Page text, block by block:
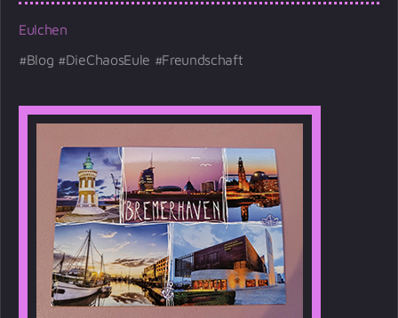
Eulchen
Blog
DieChaosEule Freundschaft